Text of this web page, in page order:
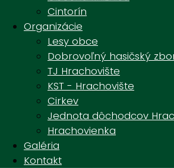
Cintorín
Organizácie
Lesy obce
Dobrovoľný hasičský
TJ Hrachovište
KST - Hrachovište
Cirkev
Jednota dôchodcov
Hrachovienka
Galéria
Kontakt
Úradné tlačivá
Obecné
zastupiteľstvo